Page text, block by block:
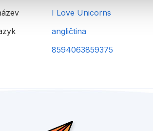
I Love Unicorns
angličtina
8594063859375